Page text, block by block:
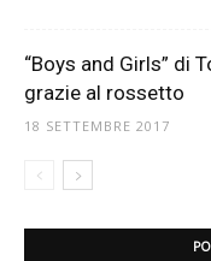
“Boys and Girls” di
grazie al rossetto
18 SETTEMBRE 2017